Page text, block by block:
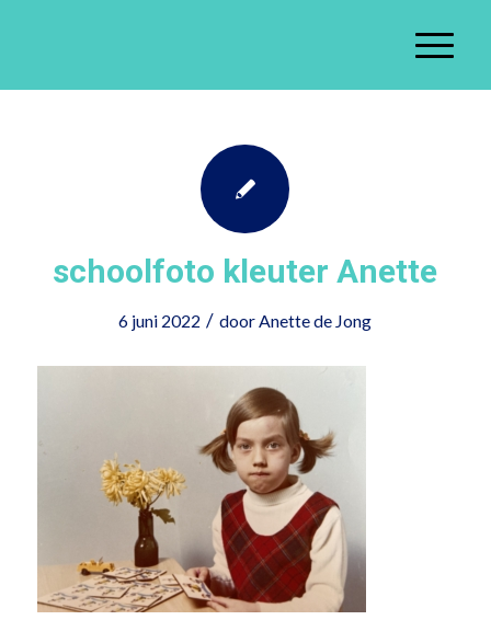
schoolfoto kleuter Anette
6 juni 2022 / doorAnette de Jong